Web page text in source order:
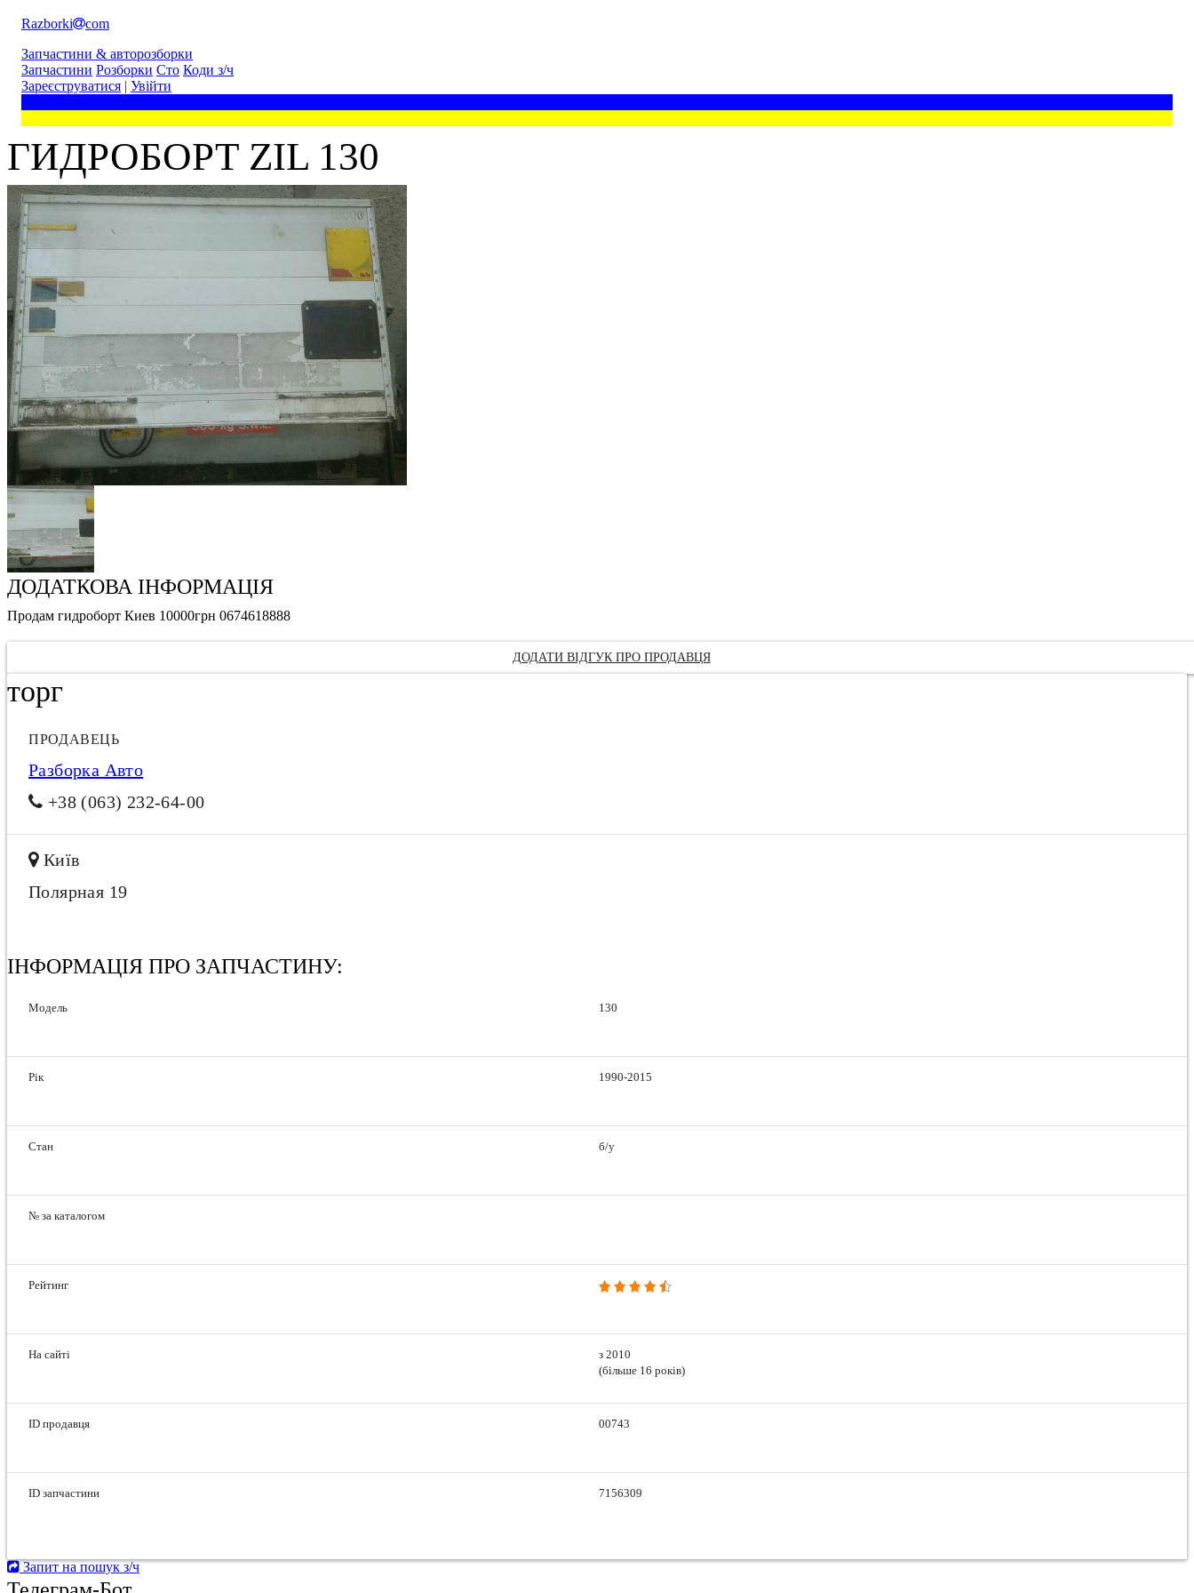
Razborki
com
Запчастини & авторозборки
Запчастини Розборки Сто Коди з/ч
Зареєструватися | Увійти
ГИДРОБОРТ ZIL 130
ДОДАТКОВА ІНФОРМАЦІЯ
Продам гидроборт Киев 10000грн 0674618888
ДОДАТИ ВІДГУК ПРО ПРОДАВЦЯ
торг
ПРОДАВЕЦЬ
Разборка Авто
+38 (063) 232-64-00
Київ
Полярная 19
ІНФОРМАЦІЯ ПРО ЗАПЧАСТИНУ:
Модель 130
Рік 1990-2015
Стан б/у
№ за каталогом
Рейтинг
На сайті
з 2010
(більше 16 років)
ID продавця 00743
ID запчастини 7156309
Запит на пошук з/ч